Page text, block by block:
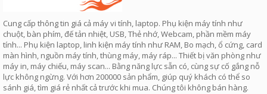
Cung cấp thông tin giá cả máy vi tính, laptop. Phụ kiện máy tính như
chuột, bàn phím, đế tản nhiệt, USB, Thẻ nhớ, Webcam, phần mềm máy
tính... Phụ kiện laptop, linh kiện máy tính như RAM, Bo mạch, ổ cứng, card
màn hình, nguồn máy tính, thùng máy, máy ráp... Thiết bị văn phòng như
máy in, máy chiếu, máy scan... Bằng năng lực sẵn có, cùng sự cố gắng nỗ
lực không ngừng. Với hơn 200000 sản phẩm, giúp quý khách có thể so
sánh giá, tìm giá rẻ nhất cả trước khi mua. Chúng tôi không bán hàng.